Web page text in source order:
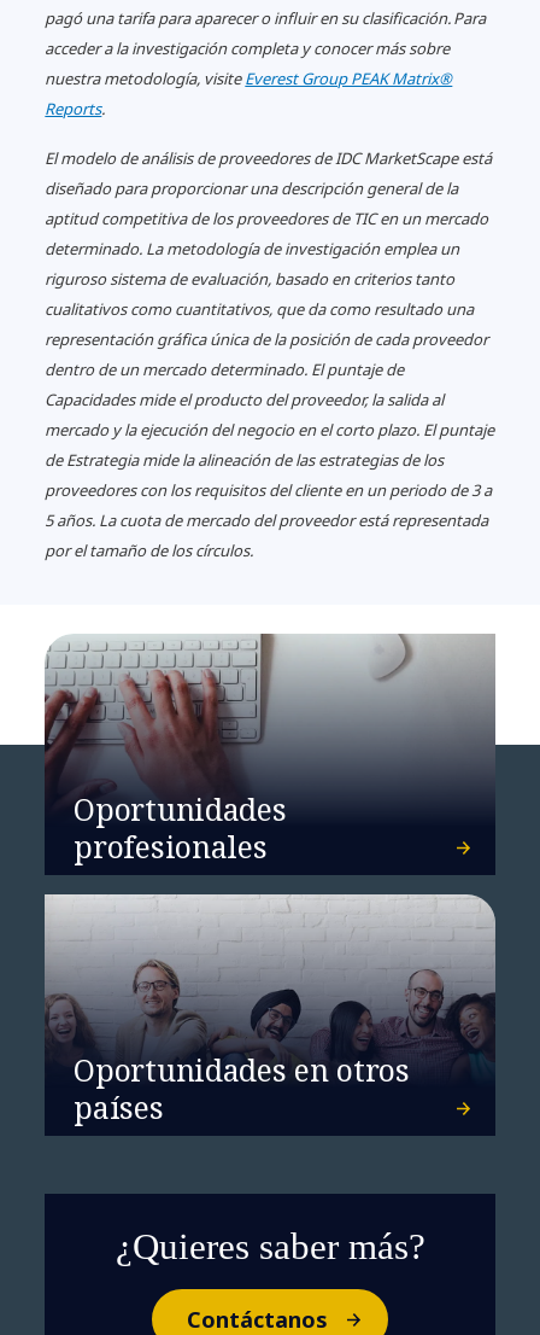
pagó una tarifa para aparecer o influir en su clasificación. Para
acceder a la investigación completa y conocer más sobre
nuestra metodología, visiteEverest Group PEAK Matrix®
Reports.
El modelo de análisis de proveedores de IDC MarketScape está
diseñado para proporcionar una descripción general de la
aptitud competitiva de los proveedores de TIC en un mercado
determinado. La metodología de investigación emplea un
riguroso sistema de evaluación, basado en criterios tanto
cualitativos como cuantitativos, que da como resultado una
representación gráfica única de la posición de cada proveedor
dentro de un mercado determinado. El puntaje de
Capacidades mide el producto del proveedor, la salida al
mercado y la ejecución del negocio en el corto plazo. El puntaje
de Estrategia mide la alineación de las estrategias de los
proveedores con los requisitos del cliente en un periodo de 3 a
5 años. La cuota de mercado del proveedor está representada
por el tamaño de los círculos.
Oportunidades
profesionales
Oportunidades en otros
países
¿Quieres saber más?
Contáctanos